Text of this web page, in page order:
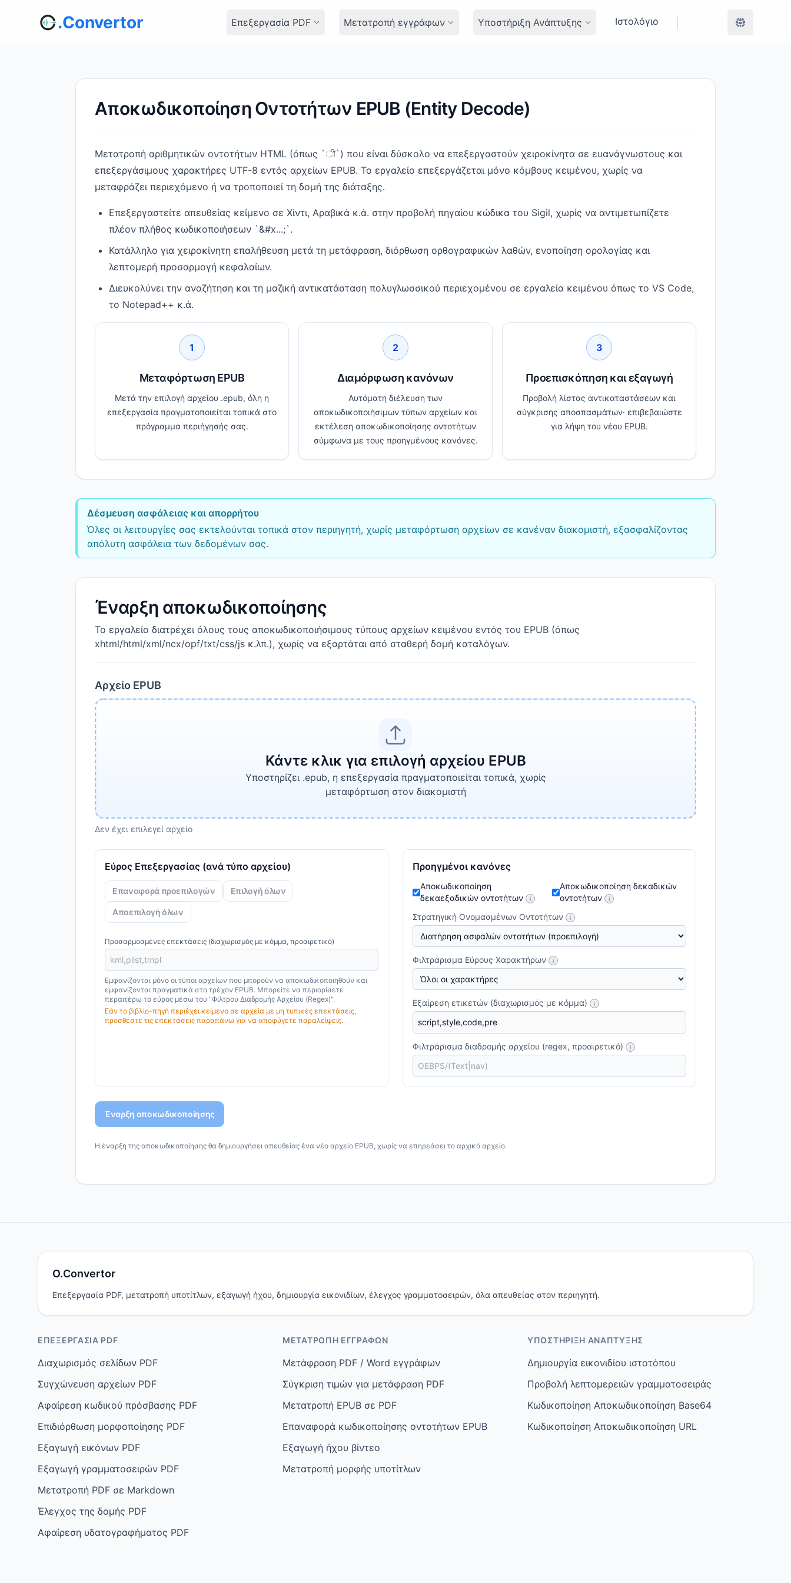
.Convertor Επεξεργασία PDF Μετατροπή εγγράφων Υποστήριξη Ανάπτυξης Ιστολόγιο
Αποκωδικοποίηση Οντοτήτων EPUB (Entity Decode)
Μετατροπή αριθμητικών οντοτήτων HTML (όπως `ी`) που είναι δύσκολο να επεξεργαστούν χειροκίνητα σε ευανάγνωστους και
επεξεργάσιμους χαρακτήρες UTF-8 εντός αρχείων EPUB. Το εργαλείο επεξεργάζεται μόνο κόμβους κειμένου, χωρίς να
μεταφράζει περιεχόμενο ή να τροποποιεί τη δομή της διάταξης.
Επεξεργαστείτε απευθείας κείμενο σε Χίντι, Αραβικά κ.ά. στην προβολή πηγαίου κώδικα του Sigil, χωρίς να αντιμετωπίζετε
πλέον πλήθος κωδικοποιήσεων `&#x...;`.
Κατάλληλο για χειροκίνητη επαλήθευση μετά τη μετάφραση, διόρθωση ορθογραφικών λαθών, ενοποίηση ορολογίας και
λεπτομερή προσαρμογή κεφαλαίων.
Διευκολύνει την αναζήτηση και τη μαζική αντικατάσταση πολυγλωσσικού περιεχομένου σε εργαλεία κειμένου όπως το VS Code,
το Notepad++ κ.ά.
1
Μεταφόρτωση EPUB
Μετά την επιλογή αρχείου .epub, όλη η
επεξεργασία πραγματοποιείται τοπικά στο
πρόγραμμα περιήγησής σας.
2
Διαμόρφωση κανόνων
Αυτόματη διέλευση των
αποκωδικοποιήσιμων τύπων αρχείων και
εκτέλεση αποκωδικοποίησης οντοτήτων
σύμφωνα με τους προηγμένους κανόνες.
3
Προεπισκόπηση και εξαγωγή
Προβολή λίστας αντικαταστάσεων και
σύγκρισης αποσπασμάτων· επιβεβαιώστε
για λήψη του νέου EPUB.
Δέσμευση ασφάλειας και απορρήτου
Όλες οι λειτουργίες σας εκτελούνται τοπικά στον περιηγητή, χωρίς μεταφόρτωση αρχείων σε κανέναν διακομιστή, εξασφαλίζοντας
απόλυτη ασφάλεια των δεδομένων σας.
Έναρξη αποκωδικοποίησης
Το εργαλείο διατρέχει όλους τους αποκωδικοποιήσιμους τύπους αρχείων κειμένου εντός του EPUB (όπως
xhtml/html/xml/ncx/opf/txt/css/js κ.λπ.), χωρίς να εξαρτάται από σταθερή δομή καταλόγων.
Αρχείο EPUB
Κάντε κλικ για επιλογή αρχείου EPUB
Υποστηρίζει .epub, η επεξεργασία πραγματοποιείται τοπικά, χωρίς
μεταφόρτωση στον διακομιστή
Δεν έχει επιλεγεί αρχείο
Εύρος Επεξεργασίας (ανά τύπο αρχείου)
Επαναφορά προεπιλογών Επιλογή όλων
Αποεπιλογή όλων
Προσαρμοσμένες επεκτάσεις (διαχωρισμός με κόμμα, προαιρετικό)
Εμφανίζονται μόνο οι τύποι αρχείων που μπορούν να αποκωδικοποιηθούν και
εμφανίζονται πραγματικά στο τρέχον EPUB. Μπορείτε να περιορίσετε
περαιτέρω το εύρος μέσω του "Φίλτρου Διαδρομής Αρχείου (Regex)".
Εάν το βιβλίο-πηγή περιέχει κείμενο σε αρχεία με μη τυπικές επεκτάσεις,
προσθέστε τις επεκτάσεις παραπάνω για να αποφύγετε παραλείψεις.
Προηγμένοι κανόνες
Αποκωδικοποίηση
δεκαεξαδικών οντοτήτων
i
Αποκωδικοποίηση δεκαδικών
οντοτήτων
i
Στρατηγική Ονομασμένων Οντοτήτων i
Φιλτράρισμα Εύρους Χαρακτήρων i
Εξαίρεση ετικετών (διαχωρισμός με κόμμα) i
Φιλτράρισμα διαδρομής αρχείου (regex, προαιρετικό) i
Έναρξη αποκωδικοποίησης
Η έναρξη της αποκωδικοποίησης θα δημιουργήσει απευθείας ένα νέο αρχείο EPUB, χωρίς να επηρεάσει το αρχικό αρχείο.
O.Convertor
Επεξεργασία PDF, μετατροπή υποτίτλων, εξαγωγή ήχου, δημιουργία εικονιδίων, έλεγχος γραμματοσειρών, όλα απευθείας στον περιηγητή.
ΕΠΕΞΕΡΓΑΣΊΑ PDF
Διαχωρισμός σελίδων PDF
Συγχώνευση αρχείων PDF
Αφαίρεση κωδικού πρόσβασης PDF
Επιδιόρθωση μορφοποίησης PDF
Εξαγωγή εικόνων PDF
Εξαγωγή γραμματοσειρών PDF
Μετατροπή PDF σε Markdown
Έλεγχος της δομής PDF
Αφαίρεση υδατογραφήματος PDF
ΜΕΤΑΤΡΟΠΉ ΕΓΓΡΆΦΩΝ
Μετάφραση PDF / Word εγγράφων
Σύγκριση τιμών για μετάφραση PDF
Μετατροπή EPUB σε PDF
Επαναφορά κωδικοποίησης οντοτήτων EPUB
Εξαγωγή ήχου βίντεο
Μετατροπή μορφής υποτίτλων
ΥΠΟΣΤΉΡΙΞΗ ΑΝΆΠΤΥΞΗΣ
Δημιουργία εικονιδίου ιστοτόπου
Προβολή λεπτομερειών γραμματοσειράς
Κωδικοποίηση Αποκωδικοποίηση Base64
Κωδικοποίηση Αποκωδικοποίηση URL